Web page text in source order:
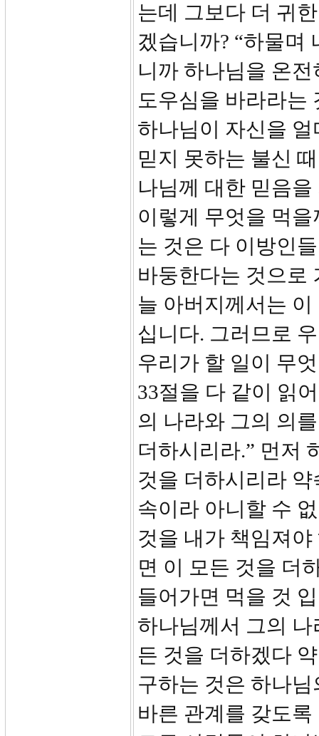
는데 그보다 더 귀
겠습니까? “하물며
니까 하나님을 온
도우심을 바라라는
하나님이 자신을
믿지 못하는 불신
나님께 대한 믿음
이렇게 무엇을 먹
는 것은 다 이방인
바둥한다는 것으로
늘 아버지께서는
십니다. 그러므로
우리가 할 일이 무
33절을 다 같이 읽
의 나라와 그의 의
더하시리라.” 먼저
것을 더하시리라
속이라 아니할 수
것을 내가 책임져
면 이 모든 것을 더
들어가면 먹을 것
하나님께서 그의
든 것을 더하겠다
구하는 것은 하나
바른 관계를 갖도